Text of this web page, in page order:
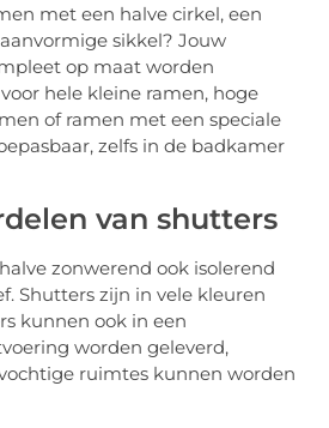
met een halve cirkel, een
sikkel? Jouw
op maat worden
hele kleine ramen, hoge
of ramen met een speciale
zelfs in de badkamer
van shutters
zonwerend ook isolerend
Shutters zijn in vele kleuren
kunnen ook in een
worden geleverd,
ruimtes kunnen worden